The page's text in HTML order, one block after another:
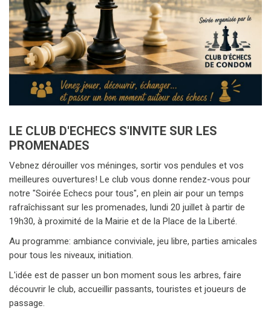
LE CLUB D'ECHECS S'INVITE SUR LES
PROMENADES
notre "Soirée Echecs pour tous", en plein air pour un temps
rafraîchissant sur les promenades, lundi 20 juillet à partir de
19h30, à proximité de la Mairie et de la Place de la Liberté.
Au programme: ambiance conviviale, jeu libre, parties amicales
pour tous les niveaux, initiation.
L'idée est de passer un bon moment sous les arbres, faire
passage.
autour des Echecs!